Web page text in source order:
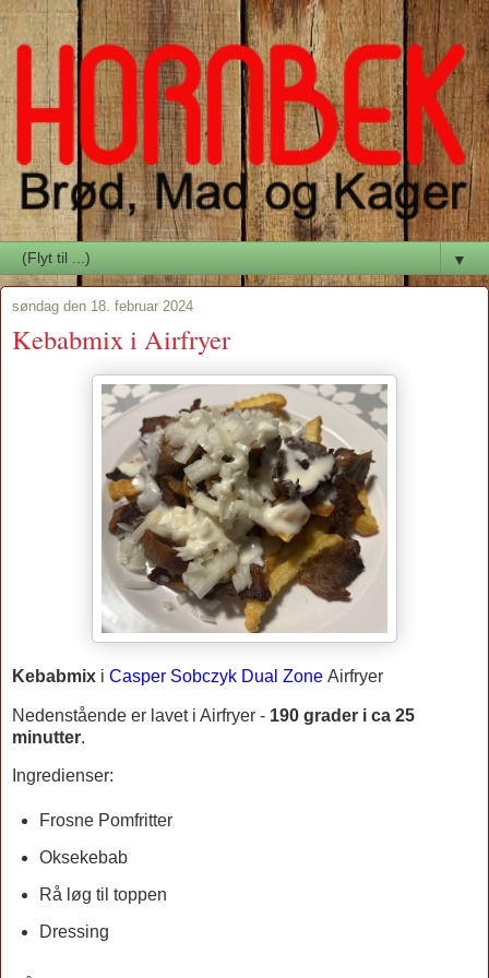
▼
søndag den 18. februar 2024
Kebabmix i Airfryer
Kebabmix i Casper Sobczyk Dual Zone Airfryer
Nedenstående er lavet i Airfryer - 190 grader i ca 25
minutter.
Ingredienser:
Frosne Pomfritter
Oksekebab
Rå løg til toppen
Dressing